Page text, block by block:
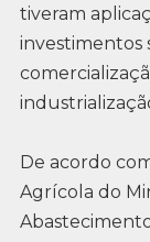
tiveram
investimentos
De acordo
Agrícola do